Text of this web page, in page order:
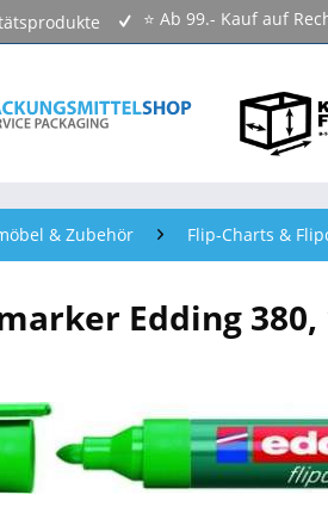
⭐ Ab 99.- Kauf auf
& Etiketten
& Zubehör Flip-Charts &
Edding